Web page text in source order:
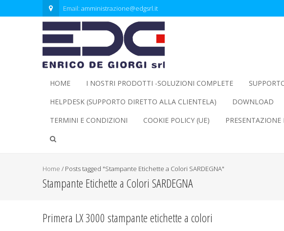
Email: amministrazione@edgsrl.it
HOME I NOSTRI PRODOTTI -SOLUZIONI COMPLETE
HELPDESK (SUPPORTO DIRETTO ALLA CLIENTELA)
DOWNLOAD
TERMINI E CONDIZIONI
COOKIE POLICY (UE)
Home / Posts tagged "Stampante Etichette a Colori SARDEGNA"
Stampante Etichette a Colori SARDEGNA
Primera LX 3000 stampante etichette a colori